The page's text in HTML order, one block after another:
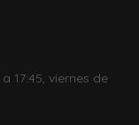
17:45, viernes de